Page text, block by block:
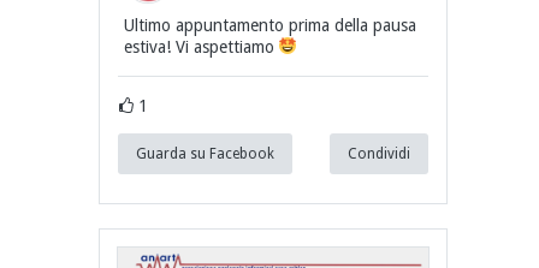
Ultimo appuntamento prima della pausa
estiva! Vi aspettiamo
1
Guarda su Facebook Condividi